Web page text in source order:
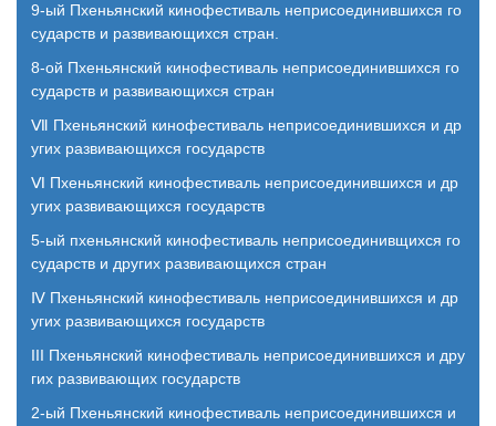
9-ый Пхеньянский кинофестиваль неприсоединившихся го
сударств и развивающихся стран.
8-ой Пхеньянский кинофестиваль неприсоединившихся го
сударств и развивающихся стран
Ⅶ Пхеньянский кинофестиваль неприсоединившихся и др
угих развивающихся государств
Ⅵ Пхеньянский кинофестиваль неприсоединившихся и др
угих развивающихся государств
5-ый пхеньянский кинофестиваль неприсоединивщихся го
сударств и других развивающихся стран
Ⅳ Пхеньянский кинофестиваль неприсоединившихся и др
угих развивающихся государств
III Пхеньянский кинофестиваль неприсоединившихся и дру
гих развивающих государств
2-ый Пхеньянский кинофестиваль неприсоединившихся и